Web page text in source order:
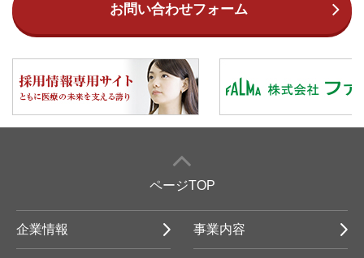
お問い合わせフォーム
ページTOP
企業情報 事業内容